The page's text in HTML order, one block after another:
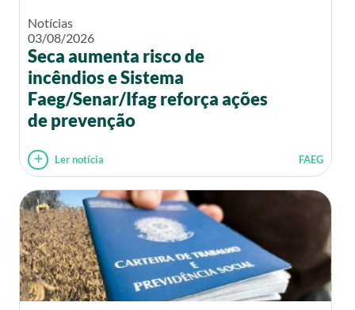
Notícias
03/08/2026
Seca aumenta risco de
incêndios e Sistema
Faeg/Senar/Ifag reforça ações
de prevenção
Ler notícia FAEG